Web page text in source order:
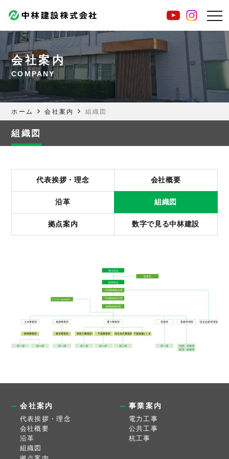
会社案内
COMPANY
ホーム 会社案内 組織図
組織図
代表挨拶・理念 会社概要
沿革 組織図
拠点案内 数字で見る中林建設
会社案内
代表挨拶・理念
会社概要
沿革
組織図
事業案内
電力工事
公共工事
杭工事